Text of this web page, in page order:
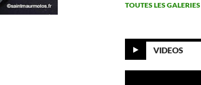
TOUTES LES GALERIES
VIDEOS